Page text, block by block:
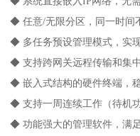
◆ 任意/无限分区，同一时间
◆ 多任务预设管理模式，实
◆ 支持跨网关远程传输和集
◆ 嵌入式结构的硬件终端，
◆ 支持一周连续工作（待机
◆ 功能强大的管理软件，满